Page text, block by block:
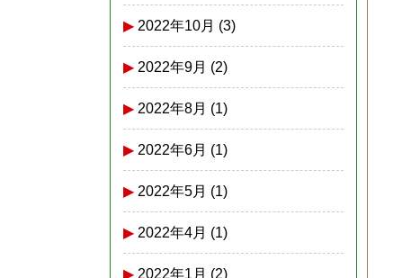
2022年10月 (3)
2022年9月 (2)
2022年8月 (1)
2022年6月 (1)
2022年5月 (1)
2022年4月 (1)
2022年1月 (2)